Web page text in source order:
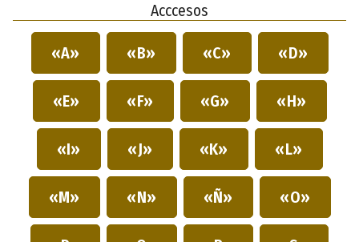
Acccesos
«A» «B» «C» «D»
«E» «F» «G» «H»
«I» «J» «K» «L»
«M» «N» «Ñ» «O»